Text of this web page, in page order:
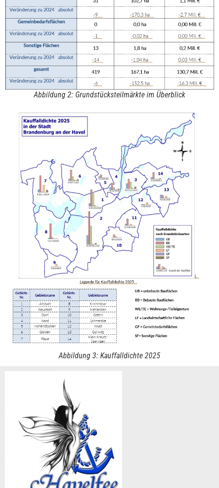
Abbildung 2: Grundstücksteilmärkte im Überblick
Abbildung 3: Kauffalldichte 2025